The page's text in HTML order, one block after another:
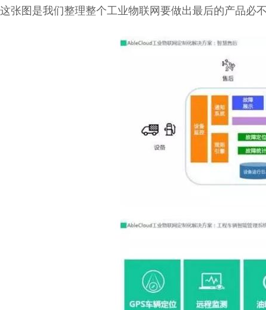
这张图是我们整理整个工业物联网要做出最后的产品必